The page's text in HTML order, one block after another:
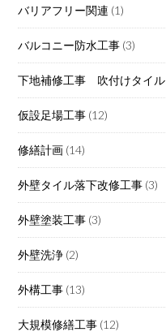
バリアフリー関連 (1)
バルコニー防水工事 (3)
下地補修工事 吹付けタイル
仮設足場工事 (12)
修繕計画 (14)
外壁タイル落下改修工事 (3)
外壁塗装工事 (3)
外壁洗浄 (2)
外構工事 (13)
大規模修繕工事 (12)